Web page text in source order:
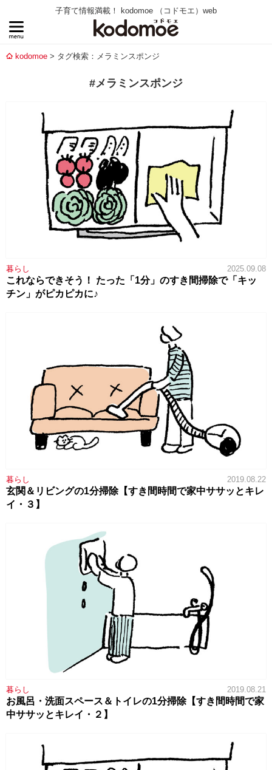
子育て情報満載！ kodomoe （コドモエ）web
kodomoe タグ検索：メラミンスポンジ
#メラミンスポンジ
暮らし 2025.09.08
これならできそう！ たった「1分」のすき間掃除で「キッ
チン」がピカピカに♪
暮らし 2019.08.22
玄関＆リビングの1分掃除【すき間時間で家中ササッとキレ
イ・３】
暮らし 2019.08.21
お風呂・洗面スペース＆トイレの1分掃除【すき間時間で家
中ササッとキレイ・２】